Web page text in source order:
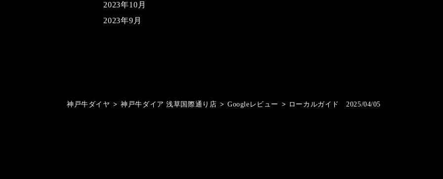
2023年10月
2023年9月
神戸牛ダイヤ > 神戸牛ダイア 浅草国際通り店 > Googleレビュー > ローカルガイド 2025/04/05